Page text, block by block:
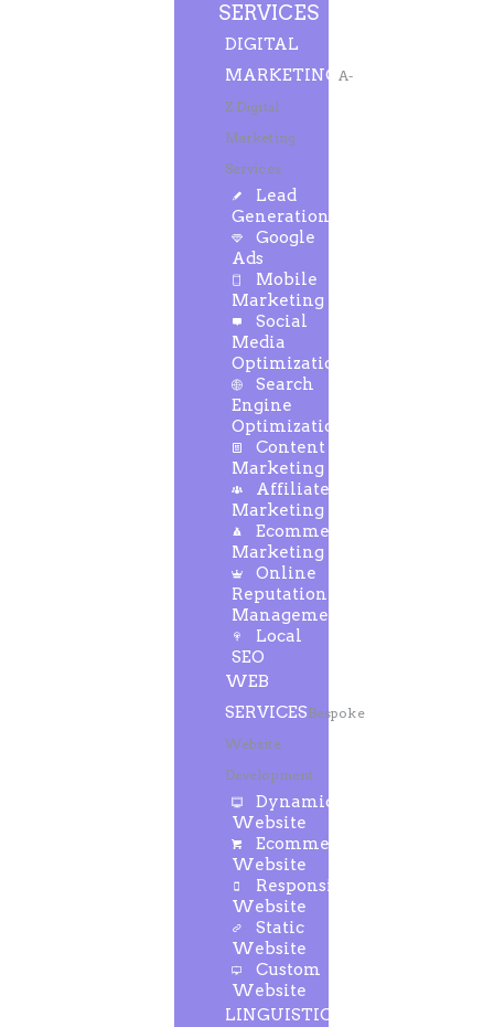
SERVICES
DIGITAL
MARKETING A-
Z Digital
Marketing
Services
Lead
Generation
Google
Ads
Mobile
Marketing
Social
Media
Optimization
Search
Engine
Optimization
Content
Marketing
Affiliate
Marketing
Ecommerce
Marketing
Online
Reputation
Management
Local
SEO
WEB
SERVICESBespoke
Website
Development
Dynamic
Website
Ecommerce
Website
Responsive
Website
Static
Website
Custom
Website
LINGUISTIC